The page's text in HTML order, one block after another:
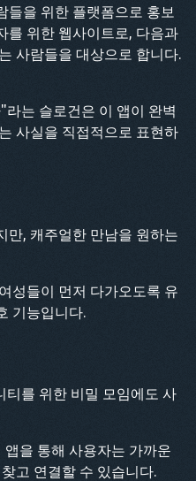
들을 위한 플랫폼으로 홍보
를 위한 웹사이트로, 다음과
사람들을 대상으로 합니다.
는 슬로건은 이 앱이 완벽
사실을 직접적으로 표현하
만, 캐주얼한 만남을 원하는
성들이 먼저 다가오도록 유
기능입니다.
티를 위한 비밀 모임에도 사
을 통해 사용자는 가까운
고 연결할 수 있습니다.